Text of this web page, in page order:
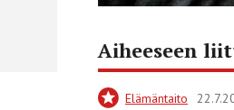
Aiheeseen
Elämäntaito